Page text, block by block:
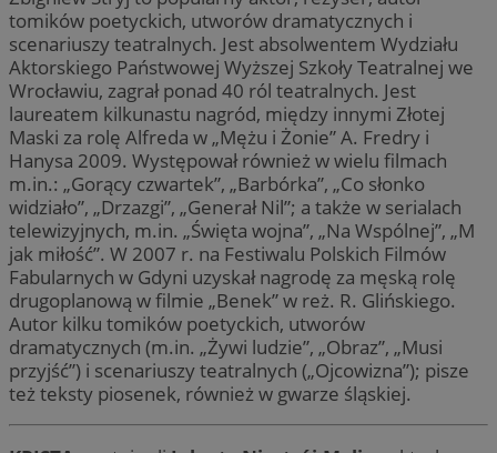
tomików poetyckich, utworów dramatycznych i
scenariuszy teatralnych. Jest absolwentem Wydziału
Aktorskiego Państwowej Wyższej Szkoły Teatralnej we
Wrocławiu, zagrał ponad 40 ról teatralnych. Jest
laureatem kilkunastu nagród, między innymi Złotej
Maski za rolę Alfreda w „Mężu i Żonie” A. Fredry i
Hanysa 2009. Występował również w wielu filmach
m.in.: „Gorący czwartek”, „Barbórka”, „Co słonko
widziało”, „Drzazgi”, „Generał Nil”; a także w serialach
telewizyjnych, m.in. „Święta wojna”, „Na Wspólnej”, „M
jak miłość”. W 2007 r. na Festiwalu Polskich Filmów
Fabularnych w Gdyni uzyskał nagrodę za męską rolę
drugoplanową w filmie „Benek” w reż. R. Glińskiego.
Autor kilku tomików poetyckich, utworów
dramatycznych (m.in. „Żywi ludzie”, „Obraz”, „Musi
przyjść”) i scenariuszy teatralnych („Ojcowizna”); pisze
też teksty piosenek, również w gwarze śląskiej.